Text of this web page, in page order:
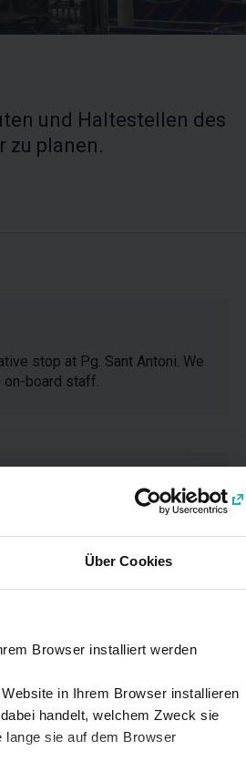
Über Cookies
Browser installiert werden
in Ihrem Browser installieren
handelt, welchem Zweck sie
sie auf dem Browser
und Haltestellen des
zu planen.
stop at Pg. Sant Antoni. We
on-board staff.
stop at 160 Badajoz
ask the on-board staff.